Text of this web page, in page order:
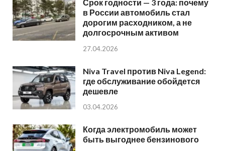
Срок годности — 3 года: почему
в России автомобиль стал
дорогим расходником, а не
долгосрочным активом
27.04.2026
Niva Travel против Niva Legend:
где обслуживание обойдется
дешевле
03.04.2026
Когда электромобиль может
быть выгоднее бензинового